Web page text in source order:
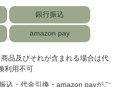
銀行振込
amazon pay
品及びそれが含まれる場合は代
利用不可
込・代金引換・amazon payがご